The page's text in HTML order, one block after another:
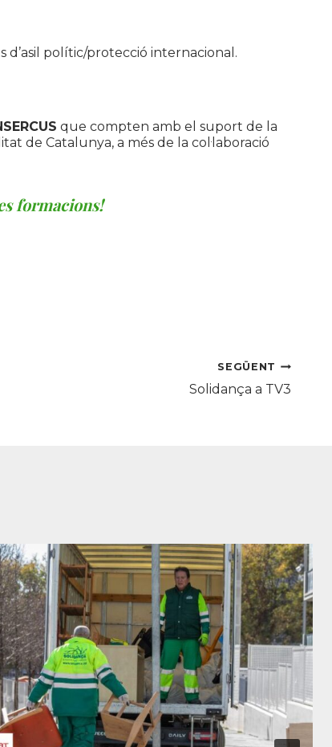
polític/protecció internacional.
que compten amb el suport de la
de Catalunya, a més de la col·laboració
formacions!
SEGÜENT
Solidança a TV3